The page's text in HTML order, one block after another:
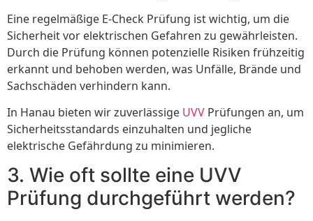
Eine regelmäßige E-Check Prüfung ist wichtig, um die
Sicherheit vor elektrischen Gefahren zu gewährleisten.
Durch die Prüfung können potenzielle Risiken frühzeitig
erkannt und behoben werden, was Unfälle, Brände und
Sachschäden verhindern kann.
In Hanau bieten wir zuverlässige UVV Prüfungen an, um
Sicherheitsstandards einzuhalten und jegliche
elektrische Gefährdung zu minimieren.
3. Wie oft sollte eine UVV
Prüfung durchgeführt werden?